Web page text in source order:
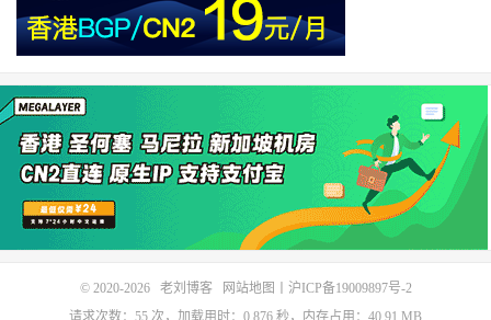
© 2020-2026 老刘博客 网站地图
沪ICP备19009897号-2
请求次数：55 次，加载用时：0.876 秒，内存占用：40.91 MB